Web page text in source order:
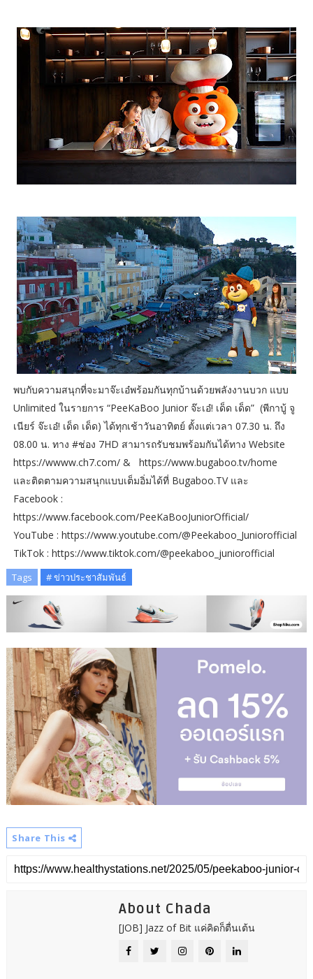
พบกับความสนุกที่จะมาจ๊ะเอ๋พร้อมกันทุกบ้านด้วยพลังงานบวก แบบ
Unlimited ในรายการ “PeeKaBoo Junior จ๊ะเอ๋! เด็ด เด็ด” (พีกาบู้ จู
เนียร์ จ๊ะเอ๋! เด็ด เด็ด) ได้ทุกเช้าวันอาทิตย์ ตั้งแต่เวลา 07.30 น. ถึง
08.00 น. ทาง #ช่อง 7HD สามารถรับชมพร้อมกันได้ทาง Website
https://wwww.ch7.com/ & https://www.bugaboo.tv/home
และติดตามความสนุกแบบเต็มอิ่มได้ที่ Bugaboo.TV และ
Facebook :
https://www.facebook.com/PeeKaBooJuniorOfficial/
YouTube : https://www.youtube.com/@Peekaboo_Juniorofficial
TikTok : https://www.tiktok.com/@peekaboo_juniorofficial
Tags # ข่าวประชาสัมพันธ์
Share This
About Chada
[JOB] Jazz of Bit แค่คิดก็ตื่นเต้น